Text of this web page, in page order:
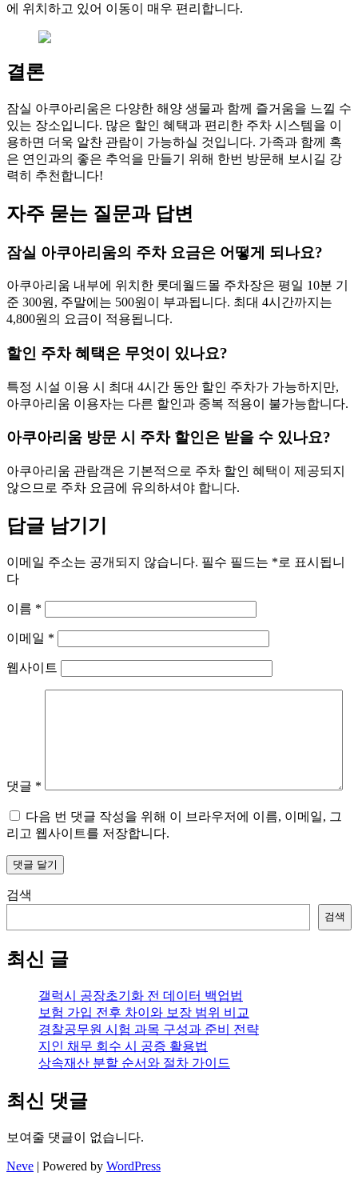
에 위치하고 있어 이동이 매우 편리합니다.
결론
잠실 아쿠아리움은 다양한 해양 생물과 함께 즐거움을 느낄 수
있는 장소입니다. 많은 할인 혜택과 편리한 주차 시스템을 이
용하면 더욱 알찬 관람이 가능하실 것입니다. 가족과 함께 혹
은 연인과의 좋은 추억을 만들기 위해 한번 방문해 보시길 강
력히 추천합니다!
자주 묻는 질문과 답변
잠실 아쿠아리움의 주차 요금은 어떻게 되나요?
아쿠아리움 내부에 위치한 롯데월드몰 주차장은 평일 10분 기
준 300원, 주말에는 500원이 부과됩니다. 최대 4시간까지는
4,800원의 요금이 적용됩니다.
할인 주차 혜택은 무엇이 있나요?
특정 시설 이용 시 최대 4시간 동안 할인 주차가 가능하지만,
아쿠아리움 이용자는 다른 할인과 중복 적용이 불가능합니다.
아쿠아리움 방문 시 주차 할인은 받을 수 있나요?
아쿠아리움 관람객은 기본적으로 주차 할인 혜택이 제공되지
않으므로 주차 요금에 유의하셔야 합니다.
답글 남기기
이메일 주소는 공개되지 않습니다. 필수 필드는 *로 표시됩니
다
이름 *
이메일 *
웹사이트
댓글 *
다음 번 댓글 작성을 위해 이 브라우저에 이름, 이메일, 그
리고 웹사이트를 저장합니다.
검색
검색
최신 글
갤럭시 공장초기화 전 데이터 백업법
보험 가입 전후 차이와 보장 범위 비교
경찰공무원 시험 과목 구성과 준비 전략
지인 채무 회수 시 공증 활용법
상속재산 분할 순서와 절차 가이드
최신 댓글
보여줄 댓글이 없습니다.
Neve | Powered by WordPress